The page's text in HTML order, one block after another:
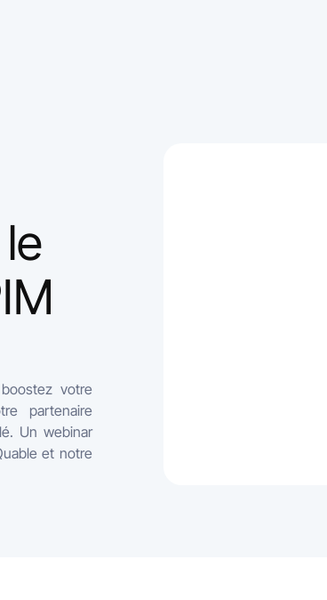
votre
partenaire
Un webinar
et notre